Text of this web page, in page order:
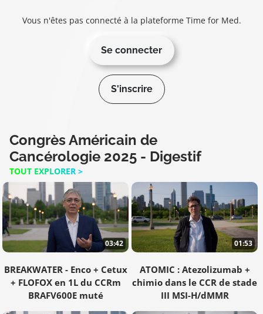
Vous n'êtes pas connecté à la plateforme Time for Med.
Se connecter
S'inscrire
Congrès Américain de
Cancérologie 2025 - Digestif
TOUT EXPLORER >
03:42
BREAKWATER - Enco + Cetux
+ FLOFOX en 1L du CCRm
BRAFV600E muté
01:53
ATOMIC : Atezolizumab +
chimio dans le CCR de stade
III MSI-H/dMMR